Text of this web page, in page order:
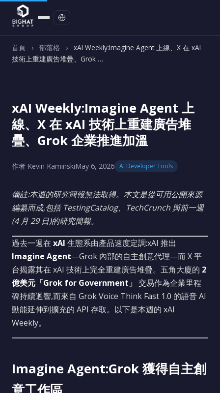
首頁 › 部落格 ›
xAI Weekly:Imagine Agent 上線、X 在 xAI
技術上重建廣告堆疊、Grok …
xAI Weekly:Imagine Agent 上
線、X 在 xAI 技術上重建廣告堆
疊、Grok 企業推進加溫
作者 Kevin KaminskiMay 6, 2026 AI Developer Tools
備註:本週的研究簡報無法取得。本文是從可用公開來源
編纂而成,包括 TestingCatalog、TechCrunch 與前一週
(4 月 29 日)的研究簡報。
過去一週在 xAI 生態系由產品速度定調:xAI 推出
Imagine Agent—Grok 內部的自主創意代理—而 X 平
台揭露其在 xAI 技術上完全重建廣告堆疊。五角大廈的 2
億美元「Grok for Government」 交易作為企業里程
碑持續迴響,而來自 Grok Voice Think Fast 1.0 的語音 AI
動能延伸到擴充的 API 存取。以下是本週的 xAI
Weekly。
Imagine Agent:Grok 獲得自主創